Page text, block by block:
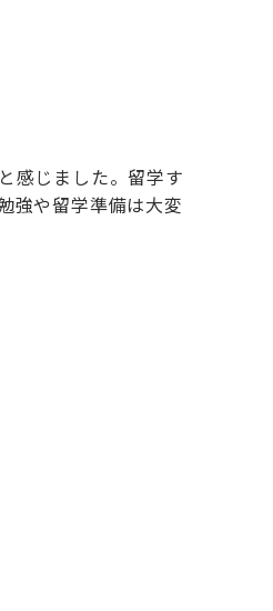
感じました。留学す
強や留学準備は大変